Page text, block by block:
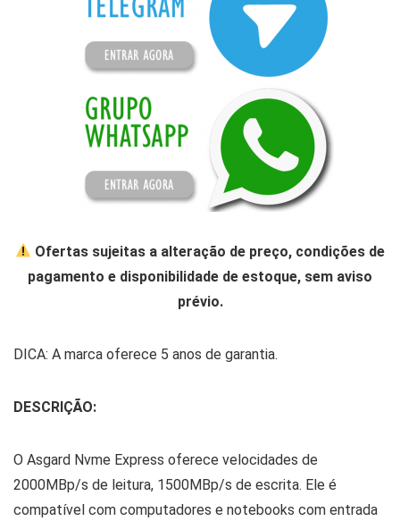
Ofertas sujeitas a alteração de preço, condições de
pagamento e disponibilidade de estoque, sem aviso
prévio.
DICA: A marca oferece 5 anos de garantia.
DESCRIÇÃO:
O Asgard Nvme Express oferece velocidades de
2000MBp/s de leitura, 1500MBp/s de escrita. Ele é
compatível com computadores e notebooks com entrada